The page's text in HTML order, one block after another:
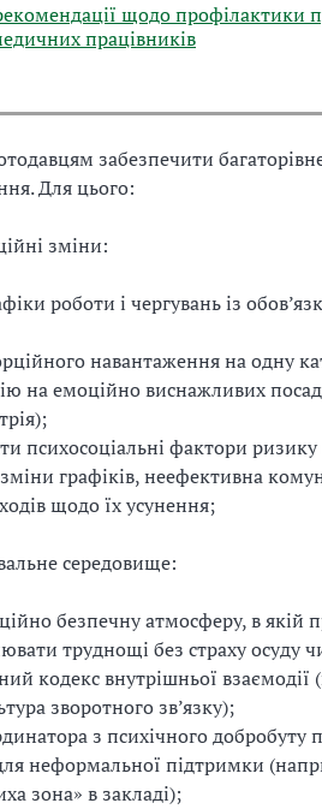
щодо профілактики
працівників
забезпечити
Для цього:
зміни:
роботи і чергувань із
навантаження на одну
на емоційно виснажливих
психосоціальні фактори
графіків, неефективна
щодо їх усунення;
середовище:
безпечну атмосферу, в якій
труднощі без страху осуду
кодекс внутрішньої взаємодії
зворотного зв’язку);
з психічного добробуту
неформальної підтримки
зона» в закладі);